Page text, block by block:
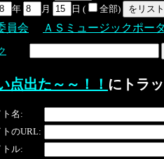
年 月 日 ( 全部)
員会 ＡＳミュージックポー
点出た～～！！ にトラ
ト名:
トのURL:
トル: